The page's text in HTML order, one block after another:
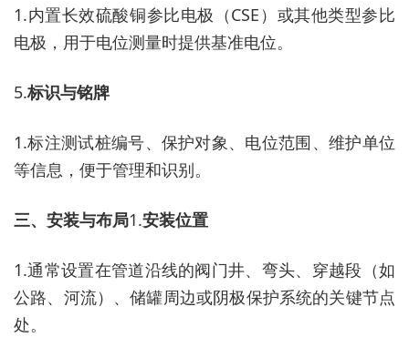
1.内置长效硫酸铜参比电极（CSE）或其他类型参比
电极，用于电位测量时提供基准电位。
5.标识与铭牌
1.标注测试桩编号、保护对象、电位范围、维护单位
等信息，便于管理和识别。
三、安装与布局1.安装位置
1.通常设置在管道沿线的阀门井、弯头、穿越段（如
公路、河流）、储罐周边或阴极保护系统的关键节点
处。